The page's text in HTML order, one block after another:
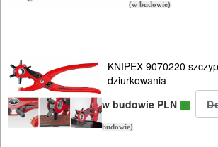
głośniki
budowlane
satyniarki
(w budowie)
KNIPEX 9070220
dziurkowania
w budowie PLN
budowie)